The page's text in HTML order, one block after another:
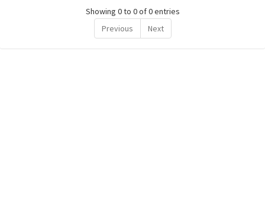
Showing 0 to 0 of 0 entries
Previous
Next